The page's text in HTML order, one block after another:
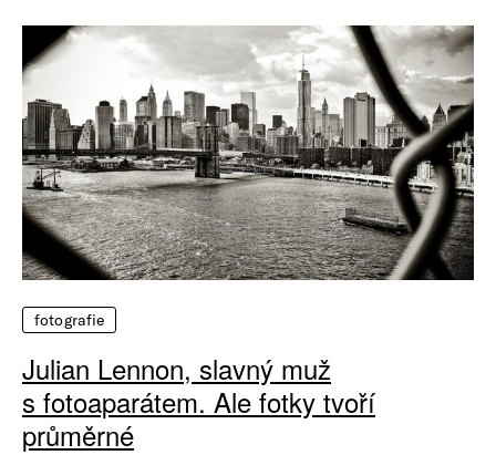
fotografie
Julian Lennon, slavný muž
s fotoaparátem. Ale fotky tvoří
průměrné